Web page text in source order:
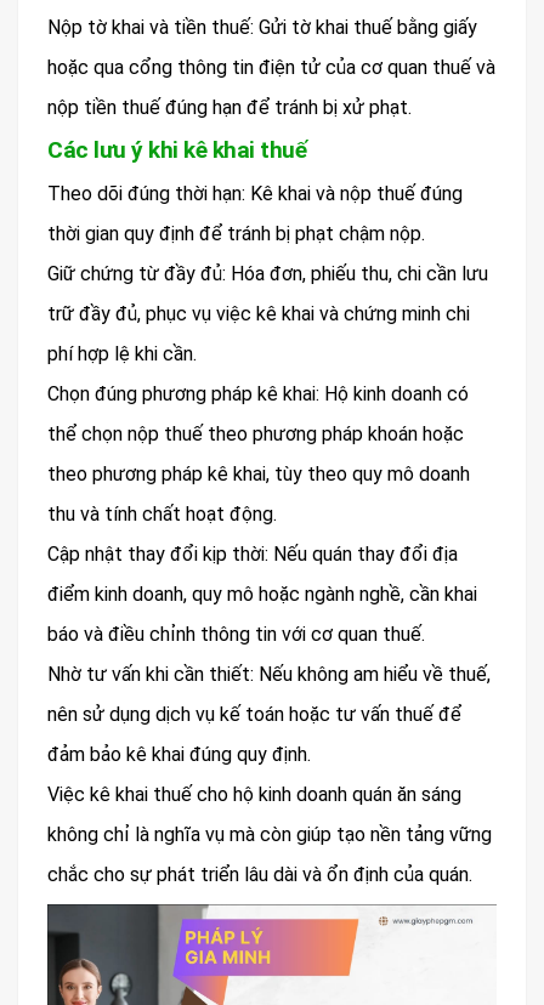
Nộp tờ khai và tiền thuế: Gửi tờ khai thuế bằng giấy
hoặc qua cổng thông tin điện tử của cơ quan thuế và
nộp tiền thuế đúng hạn để tránh bị xử phạt.
Các lưu ý khi kê khai thuế
Theo dõi đúng thời hạn: Kê khai và nộp thuế đúng
thời gian quy định để tránh bị phạt chậm nộp.
Giữ chứng từ đầy đủ: Hóa đơn, phiếu thu, chi cần lưu
trữ đầy đủ, phục vụ việc kê khai và chứng minh chi
phí hợp lệ khi cần.
Chọn đúng phương pháp kê khai: Hộ kinh doanh có
thể chọn nộp thuế theo phương pháp khoán hoặc
theo phương pháp kê khai, tùy theo quy mô doanh
thu và tính chất hoạt động.
Cập nhật thay đổi kịp thời: Nếu quán thay đổi địa
điểm kinh doanh, quy mô hoặc ngành nghề, cần khai
báo và điều chỉnh thông tin với cơ quan thuế.
Nhờ tư vấn khi cần thiết: Nếu không am hiểu về thuế,
nên sử dụng dịch vụ kế toán hoặc tư vấn thuế để
đảm bảo kê khai đúng quy định.
Việc kê khai thuế cho hộ kinh doanh quán ăn sáng
không chỉ là nghĩa vụ mà còn giúp tạo nền tảng vững
chắc cho sự phát triển lâu dài và ổn định của quán.